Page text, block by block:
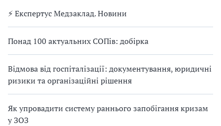
⚡️ Експертус Медзаклад. Новини
Понад 100 актуальних СОПів: добірка
Відмова від госпіталізації: документування, юридичні
ризики та організаційні рішення
Як упровадити систему раннього запобігання кризам
у ЗОЗ